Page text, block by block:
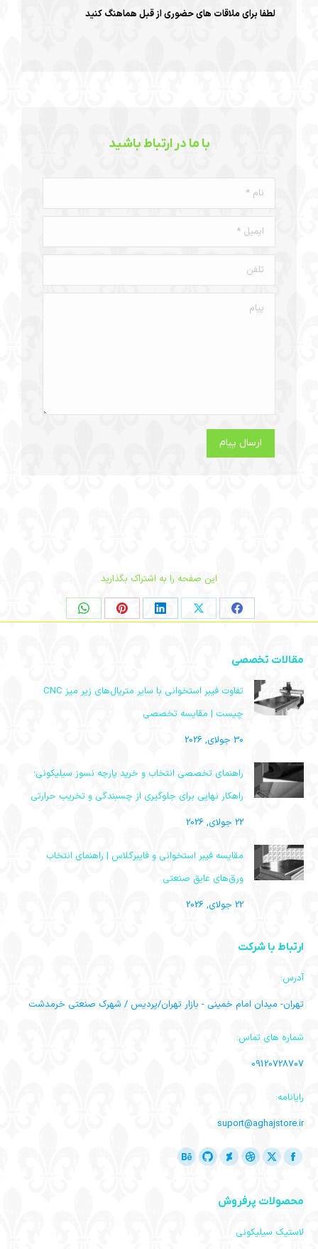
لطفا برای ملاقات های حضوری از قبل هماهنگ کنید
با ما در ارتباط باشید
نام *
ایمیل *
تلفن
پیام
ارسال پیام
این صفحه را به اشتراک بگذارید
اشتراک
فیسبوک
اشتراک اشتراک اشتراک اشتراک
مقالات تخصصی
تفاوت فیبر استخوانی با سایر متریال‌های زیر میز CNC
چیست | مقایسه تخصصی
30 جولای, 2026
راهنمای تخصصی انتخاب و خرید پارچه نسوز سیلیکونی؛
راهکار نهایی برای جلوگیری از چسبندگی و تخریب حرارتی
22 جولای, 2026
مقایسه فیبر استخوانی و فایبرگلاس | راهنمای انتخاب
ورق‌های عایق صنعتی
22 جولای, 2026
ارتباط با شرکت
آدرس:
تهران- میدان امام خمینی - بازار تهران/پردیس / شهرک صنعتی خرمدشت
شماره های تماس:
09120728707
رایانامه:
suport@aghajstore.ir
ما را دنبال کنید در:
فیسبوک
کردن
در
ایکس
کردن
در
دریبل
کردن
در
Deviantart
کردن
گیت بیهنس
محصولات پرفروش
لاستیک سیلیکونی